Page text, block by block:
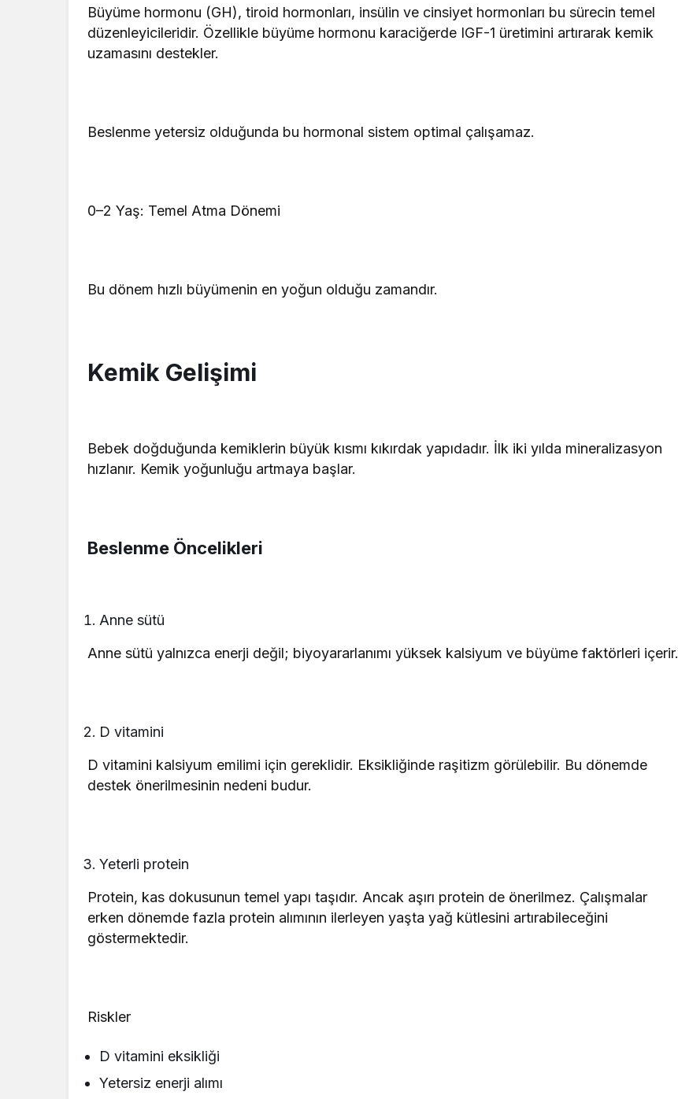
Büyüme hormonu (GH), tiroid hormonları, insülin ve cinsiyet hormonları bu sürecin temel
düzenleyicileridir. Özellikle büyüme hormonu karaciğerde IGF-1 üretimini artırarak kemik
uzamasını destekler.
Beslenme yetersiz olduğunda bu hormonal sistem optimal çalışamaz.
0–2 Yaş: Temel Atma Dönemi
Bu dönem hızlı büyümenin en yoğun olduğu zamandır.
Kemik Gelişimi
Bebek doğduğunda kemiklerin büyük kısmı kıkırdak yapıdadır. İlk iki yılda mineralizasyon
hızlanır. Kemik yoğunluğu artmaya başlar.
Beslenme Öncelikleri
Anne sütü
Anne sütü yalnızca enerji değil; biyoyararlanımı yüksek kalsiyum ve büyüme faktörleri içerir.
D vitamini
D vitamini kalsiyum emilimi için gereklidir. Eksikliğinde raşitizm görülebilir. Bu dönemde
destek önerilmesinin nedeni budur.
Yeterli protein
Protein, kas dokusunun temel yapı taşıdır. Ancak aşırı protein de önerilmez. Çalışmalar
erken dönemde fazla protein alımının ilerleyen yaşta yağ kütlesini artırabileceğini
göstermektedir.
Riskler
D vitamini eksikliği
Yetersiz enerji alımı